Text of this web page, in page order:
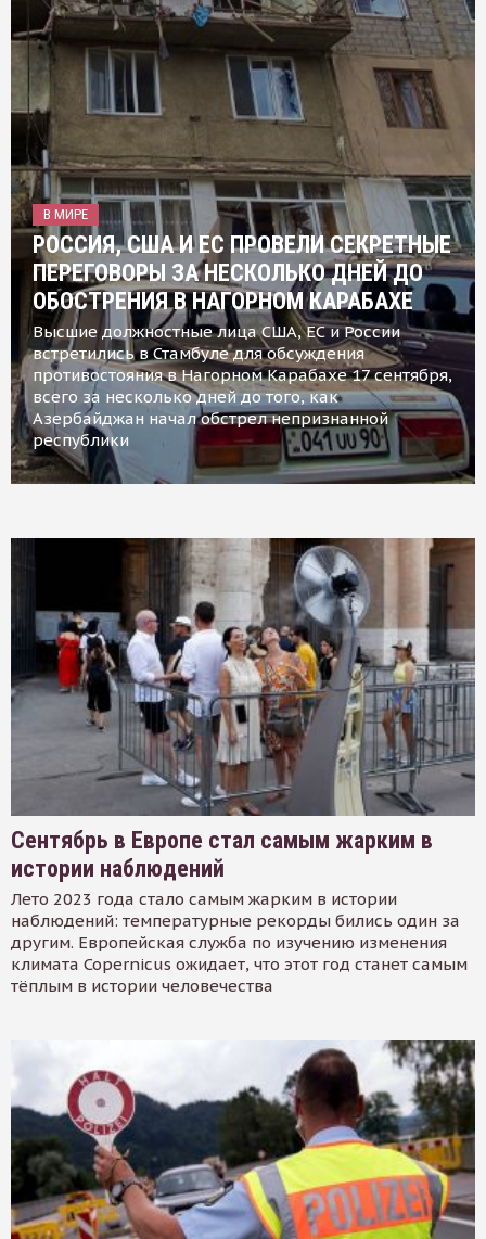
В МИРЕ
РОССИЯ, США И ЕС ПРОВЕЛИ СЕКРЕТНЫЕ
ПЕРЕГОВОРЫ ЗА НЕСКОЛЬКО ДНЕЙ ДО
ОБОСТРЕНИЯ В НАГОРНОМ КАРАБАХЕ
Высшие должностные лица США, ЕС и России
встретились в Стамбуле для обсуждения
противостояния в Нагорном Карабахе 17 сентября,
всего за несколько дней до того, как
Азербайджан начал обстрел непризнанной
республики
Сентябрь в Европе стал самым жарким в
истории наблюдений
Лето 2023 года стало самым жарким в истории
наблюдений: температурные рекорды бились один за
другим. Европейская служба по изучению изменения
климата Copernicus ожидает, что этот год станет самым
тёплым в истории человечества